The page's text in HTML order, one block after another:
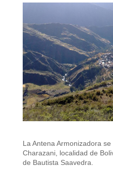
La Antena Armonizadora
Charazani, localidad de
de Bautista Saavedra.